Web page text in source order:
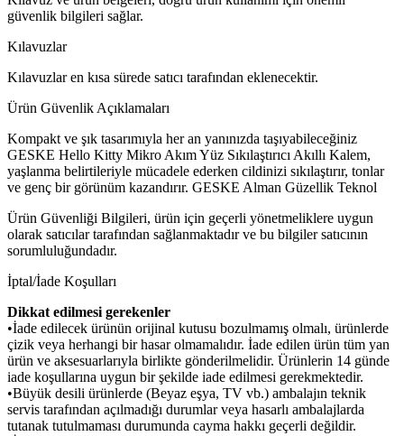
güvenlik bilgileri sağlar.
Kılavuzlar
Kılavuzlar en kısa sürede satıcı tarafından eklenecektir.
Ürün Güvenlik Açıklamaları
Kompakt ve şık tasarımıyla her an yanınızda taşıyabileceğiniz
GESKE Hello Kitty Mikro Akım Yüz Sıkılaştırıcı Akıllı Kalem,
yaşlanma belirtileriyle mücadele ederken cildinizi sıkılaştırır, tonlar
ve genç bir görünüm kazandırır. GESKE Alman Güzellik Teknol
Ürün Güvenliği Bilgileri, ürün için geçerli yönetmeliklere uygun
olarak satıcılar tarafından sağlanmaktadır ve bu bilgiler satıcının
sorumluluğundadır.
İptal/İade Koşulları
Dikkat edilmesi gerekenler
•İade edilecek ürünün orijinal kutusu bozulmamış olmalı, ürünlerde
çizik veya herhangi bir hasar olmamalıdır. İade edilen ürün tüm yan
ürün ve aksesuarlarıyla birlikte gönderilmelidir. Ürünlerin 14 günde
iade koşullarına uygun bir şekilde iade edilmesi gerekmektedir.
•Büyük desili ürünlerde (Beyaz eşya, TV vb.) ambalajın teknik
servis tarafından açılmadığı durumlar veya hasarlı ambalajlarda
tutanak tutulmaması durumunda cayma hakkı geçerli değildir.